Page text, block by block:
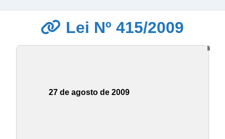
Lei Nº 415/2009
27 de agosto de 2009